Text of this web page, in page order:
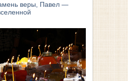
веры, Павел —